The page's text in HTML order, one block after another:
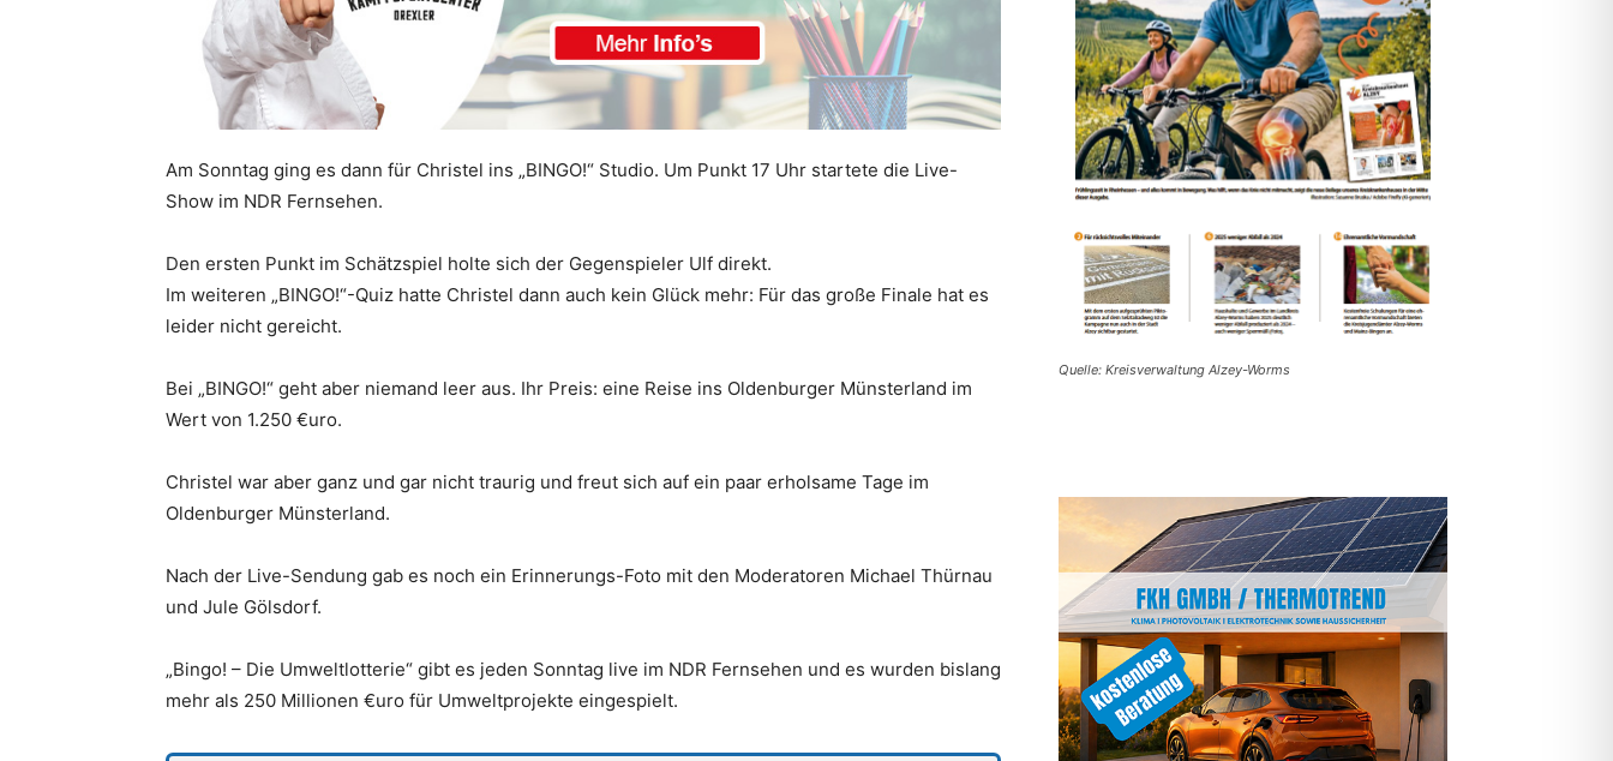
Am Sonntag ging es dann für Christel ins „BINGO!“ Studio. Um Punkt 17 Uhr startete die Live-
Show im NDR Fernsehen.
Den ersten Punkt im Schätzspiel holte sich der Gegenspieler Ulf direkt.
Im weiteren „BINGO!“-Quiz hatte Christel dann auch kein Glück mehr: Für das große Finale hat es
leider nicht gereicht.
Bei „BINGO!“ geht aber niemand leer aus. Ihr Preis: eine Reise ins Oldenburger Münsterland im
Wert von 1.250 €uro.
Christel war aber ganz und gar nicht traurig und freut sich auf ein paar erholsame Tage im
Oldenburger Münsterland.
Nach der Live-Sendung gab es noch ein Erinnerungs-Foto mit den Moderatoren Michael Thürnau
und Jule Gölsdorf.
„Bingo! – Die Umweltlotterie“ gibt es jeden Sonntag live im NDR Fernsehen und es wurden bislang
mehr als 250 Millionen €uro für Umweltprojekte eingespielt.
Quelle: Kreisverwaltung Alzey-Worms